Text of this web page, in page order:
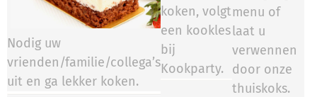
Nodig uw
vrienden/familie/collega’s
uit en ga lekker koken.
koken, volgt
een kookles
bij
Kookparty.​​​​
menu of
laat u
verwennen
door onze
thuiskoks.